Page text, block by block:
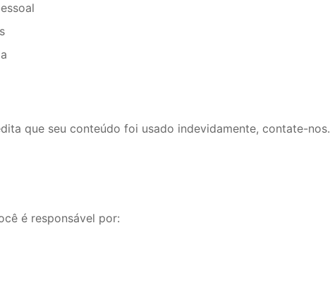
que seu conteúdo foi usado indevidamente, contate-nos.
é responsável por: